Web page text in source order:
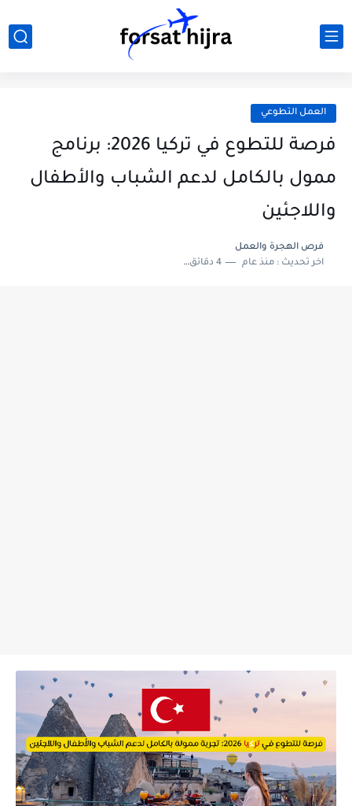
العمل التطوعي
فرصة للتطوع في تركيا 2026: برنامج
ممول بالكامل لدعم الشباب والأطفال
واللاجئين
فرص الهجرة والعمل
اخر تحديث :منذ عام 4 دقائق للقراءة